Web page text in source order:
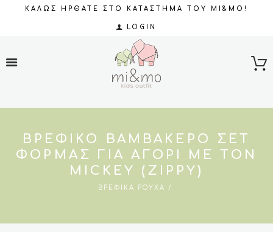
ΚΑΛΩΣ ΗΡΘΑΤΕ ΣΤΟ ΚΑΤΑΣΤΗΜΑ ΤΟΥ MI&MO!
LOGIN
ΒΡΕΦΙΚΌ ΒΑΜΒΑΚΕΡΌ ΣΕΤ
ΦΌΡΜΑΣ ΓΙΑ AΓΌΡΙ ΜΕ ΤΟΝ
MICKEY (ZIPPY)
ΒΡΕΦΙΚΆ ΡΟΎΧΑ